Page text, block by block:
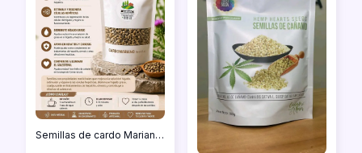
Semillas de cardo Mariano 100g